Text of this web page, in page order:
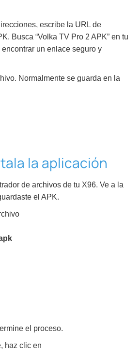
escribe la URL de
Busca “Volka TV Pro 2 APK” en tu
un enlace seguro y
Normalmente se guarda en la
la aplicación
de archivos de tu X96. Ve a la
el APK.
el proceso.
haz clic en